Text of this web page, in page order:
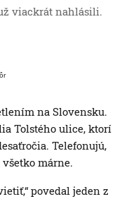
viackrát nahlásili.
na Slovensku.
Tolstého ulice, ktorí
Telefonujú,
márne.
povedal jeden z